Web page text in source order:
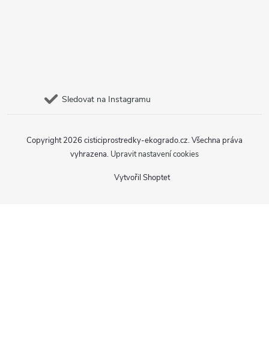
Sledovat na Instagramu
Vytvořil Shoptet
Copyright 2026 cisticiprostredky-ekogrado.cz. Všechna práva
vyhrazena. Upravit nastavení cookies